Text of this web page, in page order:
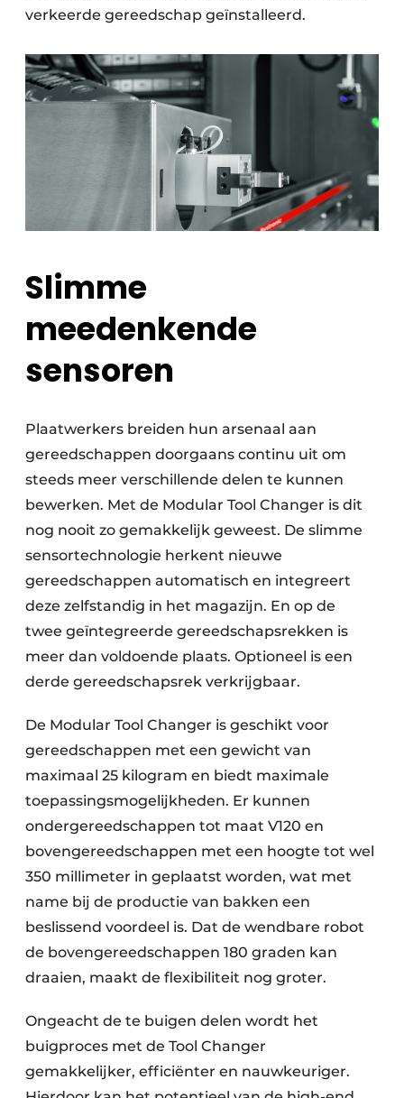
verkeerde gereedschap geïnstalleerd.
Slimme
meedenkende
sensoren
Plaatwerkers breiden hun arsenaal aan
gereedschappen doorgaans continu uit om
steeds meer verschillende delen te kunnen
bewerken. Met de Modular Tool Changer is dit
nog nooit zo gemakkelijk geweest. De slimme
sensortechnologie herkent nieuwe
gereedschappen automatisch en integreert
deze zelfstandig in het magazijn. En op de
twee geïntegreerde gereedschapsrekken is
meer dan voldoende plaats. Optioneel is een
derde gereedschapsrek verkrijgbaar.
De Modular Tool Changer is geschikt voor
gereedschappen met een gewicht van
maximaal 25 kilogram en biedt maximale
toepassingsmogelijkheden. Er kunnen
ondergereedschappen tot maat V120 en
bovengereedschappen met een hoogte tot wel
350 millimeter in geplaatst worden, wat met
name bij de productie van bakken een
beslissend voordeel is. Dat de wendbare robot
de bovengereedschappen 180 graden kan
draaien, maakt de flexibiliteit nog groter.
Ongeacht de te buigen delen wordt het
buigproces met de Tool Changer
gemakkelijker, efficiënter en nauwkeuriger.